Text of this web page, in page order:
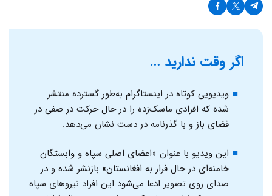
اگر وقت ندارید …
ویدیویی کوتاه در اینستاگرام به‌طور گسترده منتشر
شده که افرادی ماسک‌زده را در حال حرکت در صفی در
فضای باز و با گذرنامه در دست نشان می‌دهد.
این ویدیو با عنوان «اعضای اصلی سپاه و وابستگان
خامنه‌ای در حال فرار به افغانستان» بازنشر شده و در
صدای روی تصویر ادعا می‌شود این افراد نیروهای سپاه